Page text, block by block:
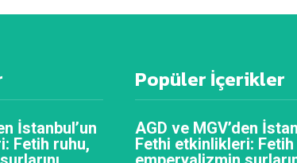
İstanbul’un
Fetih ruhu,
Popüler İçerikler
AGD ve MGV’den
Fethi etkinlikleri: Fetih